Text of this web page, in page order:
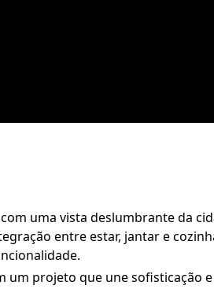
uma vista deslumbrante da
entre estar, jantar e
um projeto que une sofisticação